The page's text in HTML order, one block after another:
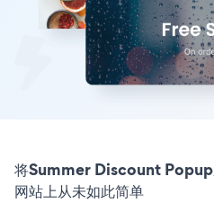
将Summer Discount Popup
网站上从未如此简单